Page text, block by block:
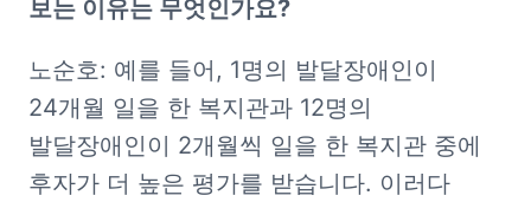
보는 이유는 무엇인가요?
노순호: 예를 들어, 1명의 발달장애인이
24개월 일을 한 복지관과 12명의
발달장애인이 2개월씩 일을 한 복지관 중에
후자가 더 높은 평가를 받습니다. 이러다